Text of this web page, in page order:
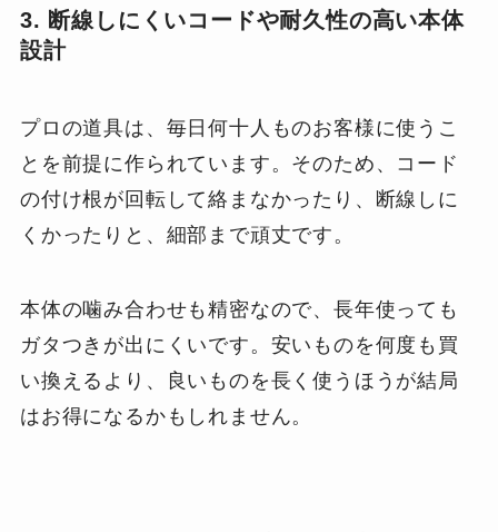
3. 断線しにくいコードや耐久性の高い本体
設計
プロの道具は、毎日何十人ものお客様に使うこ
とを前提に作られています。そのため、コード
の付け根が回転して絡まなかったり、断線しに
くかったりと、細部まで頑丈です。
本体の噛み合わせも精密なので、長年使っても
ガタつきが出にくいです。安いものを何度も買
い換えるより、良いものを長く使うほうが結局
はお得になるかもしれません。